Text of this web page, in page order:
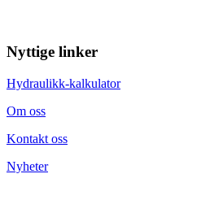
Nyttige linker
Hydraulikk-kalkulator
Om oss
Kontakt oss
Nyheter